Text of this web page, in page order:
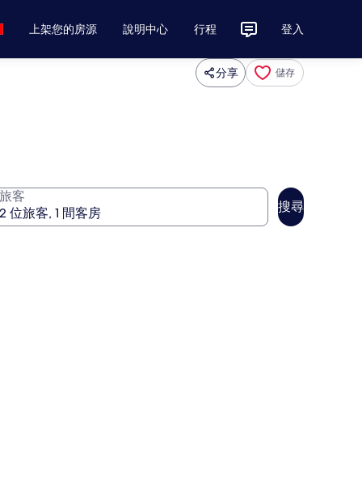
上架您的房源 說明中心 行程 登入
分享 儲存
旅客
搜尋